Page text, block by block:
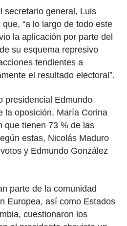
secretario general, Luis
“a lo largo de todo este
la aplicación por parte del
su esquema represivo
tendientes a
el resultado electoral”.
presidencial Edmundo
la oposición, María Corina
que tienen 73 % de las
estas, Nicolás Maduro
y Edmundo González
parte de la comunidad
Europea, así como Estados
cuestionaron los